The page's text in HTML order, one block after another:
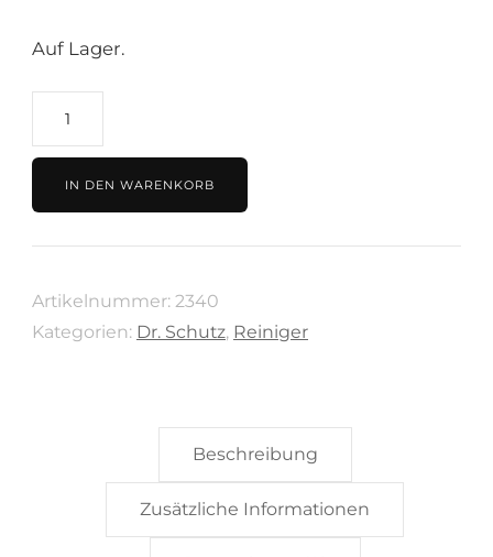
Auf Lager.
elastischer
Bodenbeläge
750
ml
Dr.
Schutz
IN DEN WARENKORB
Artikelnummer: 2340
Kategorien: Dr. Schutz, Reiniger
Beschreibung
Zusätzliche Informationen